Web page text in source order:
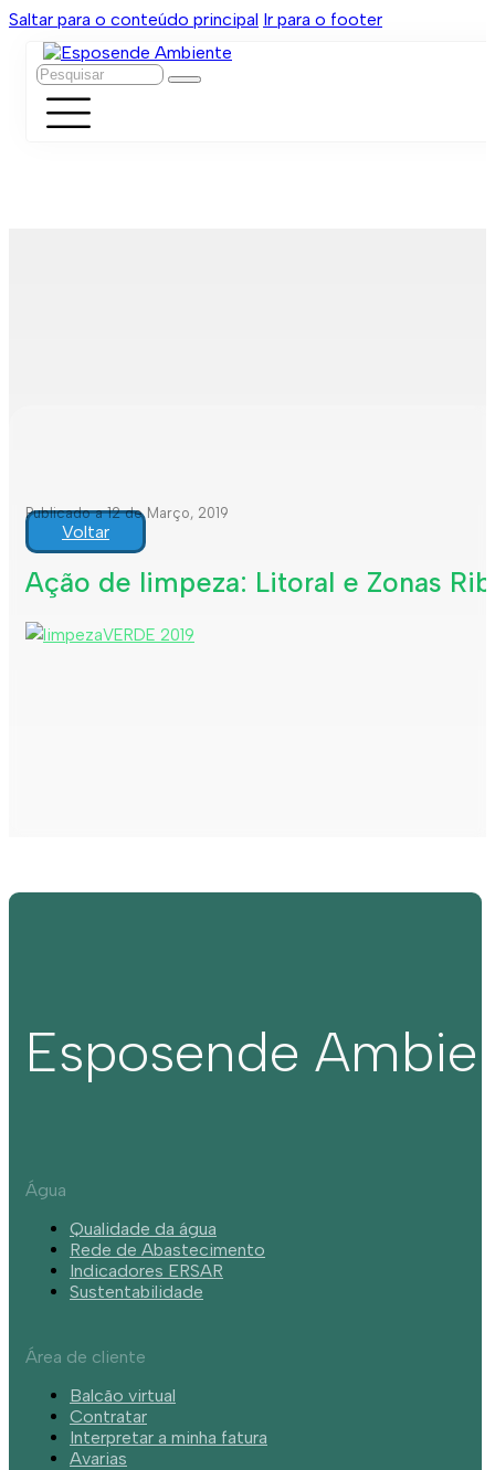
Saltar para o conteúdo principal Ir para o footer
Pesquisar
Publicado a 12 de Março, 2019
Voltar
Ação de limpeza: Litoral e Zonas
Esposende
Água
Qualidade da água
Rede de Abastecimento
Indicadores ERSAR
Sustentabilidade
Área de cliente
Balcão virtual
Contratar
Interpretar a minha fatura
Avarias